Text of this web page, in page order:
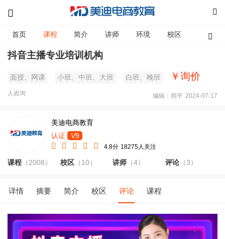
首页 课程 简介 讲师 环境 校区 资讯
抖音主播专业培训机构
面授、网课 小班、中班、大班 白班、晚班 ￥询价
人咨询 2024-07-17
编辑：雨平
美迪电商教育
认证
V9
4.8分 18275人关注
课程 （2008） 校区（10） 讲师 （4） 评论（3）
详情 摘要 简介 校区 评论 课程